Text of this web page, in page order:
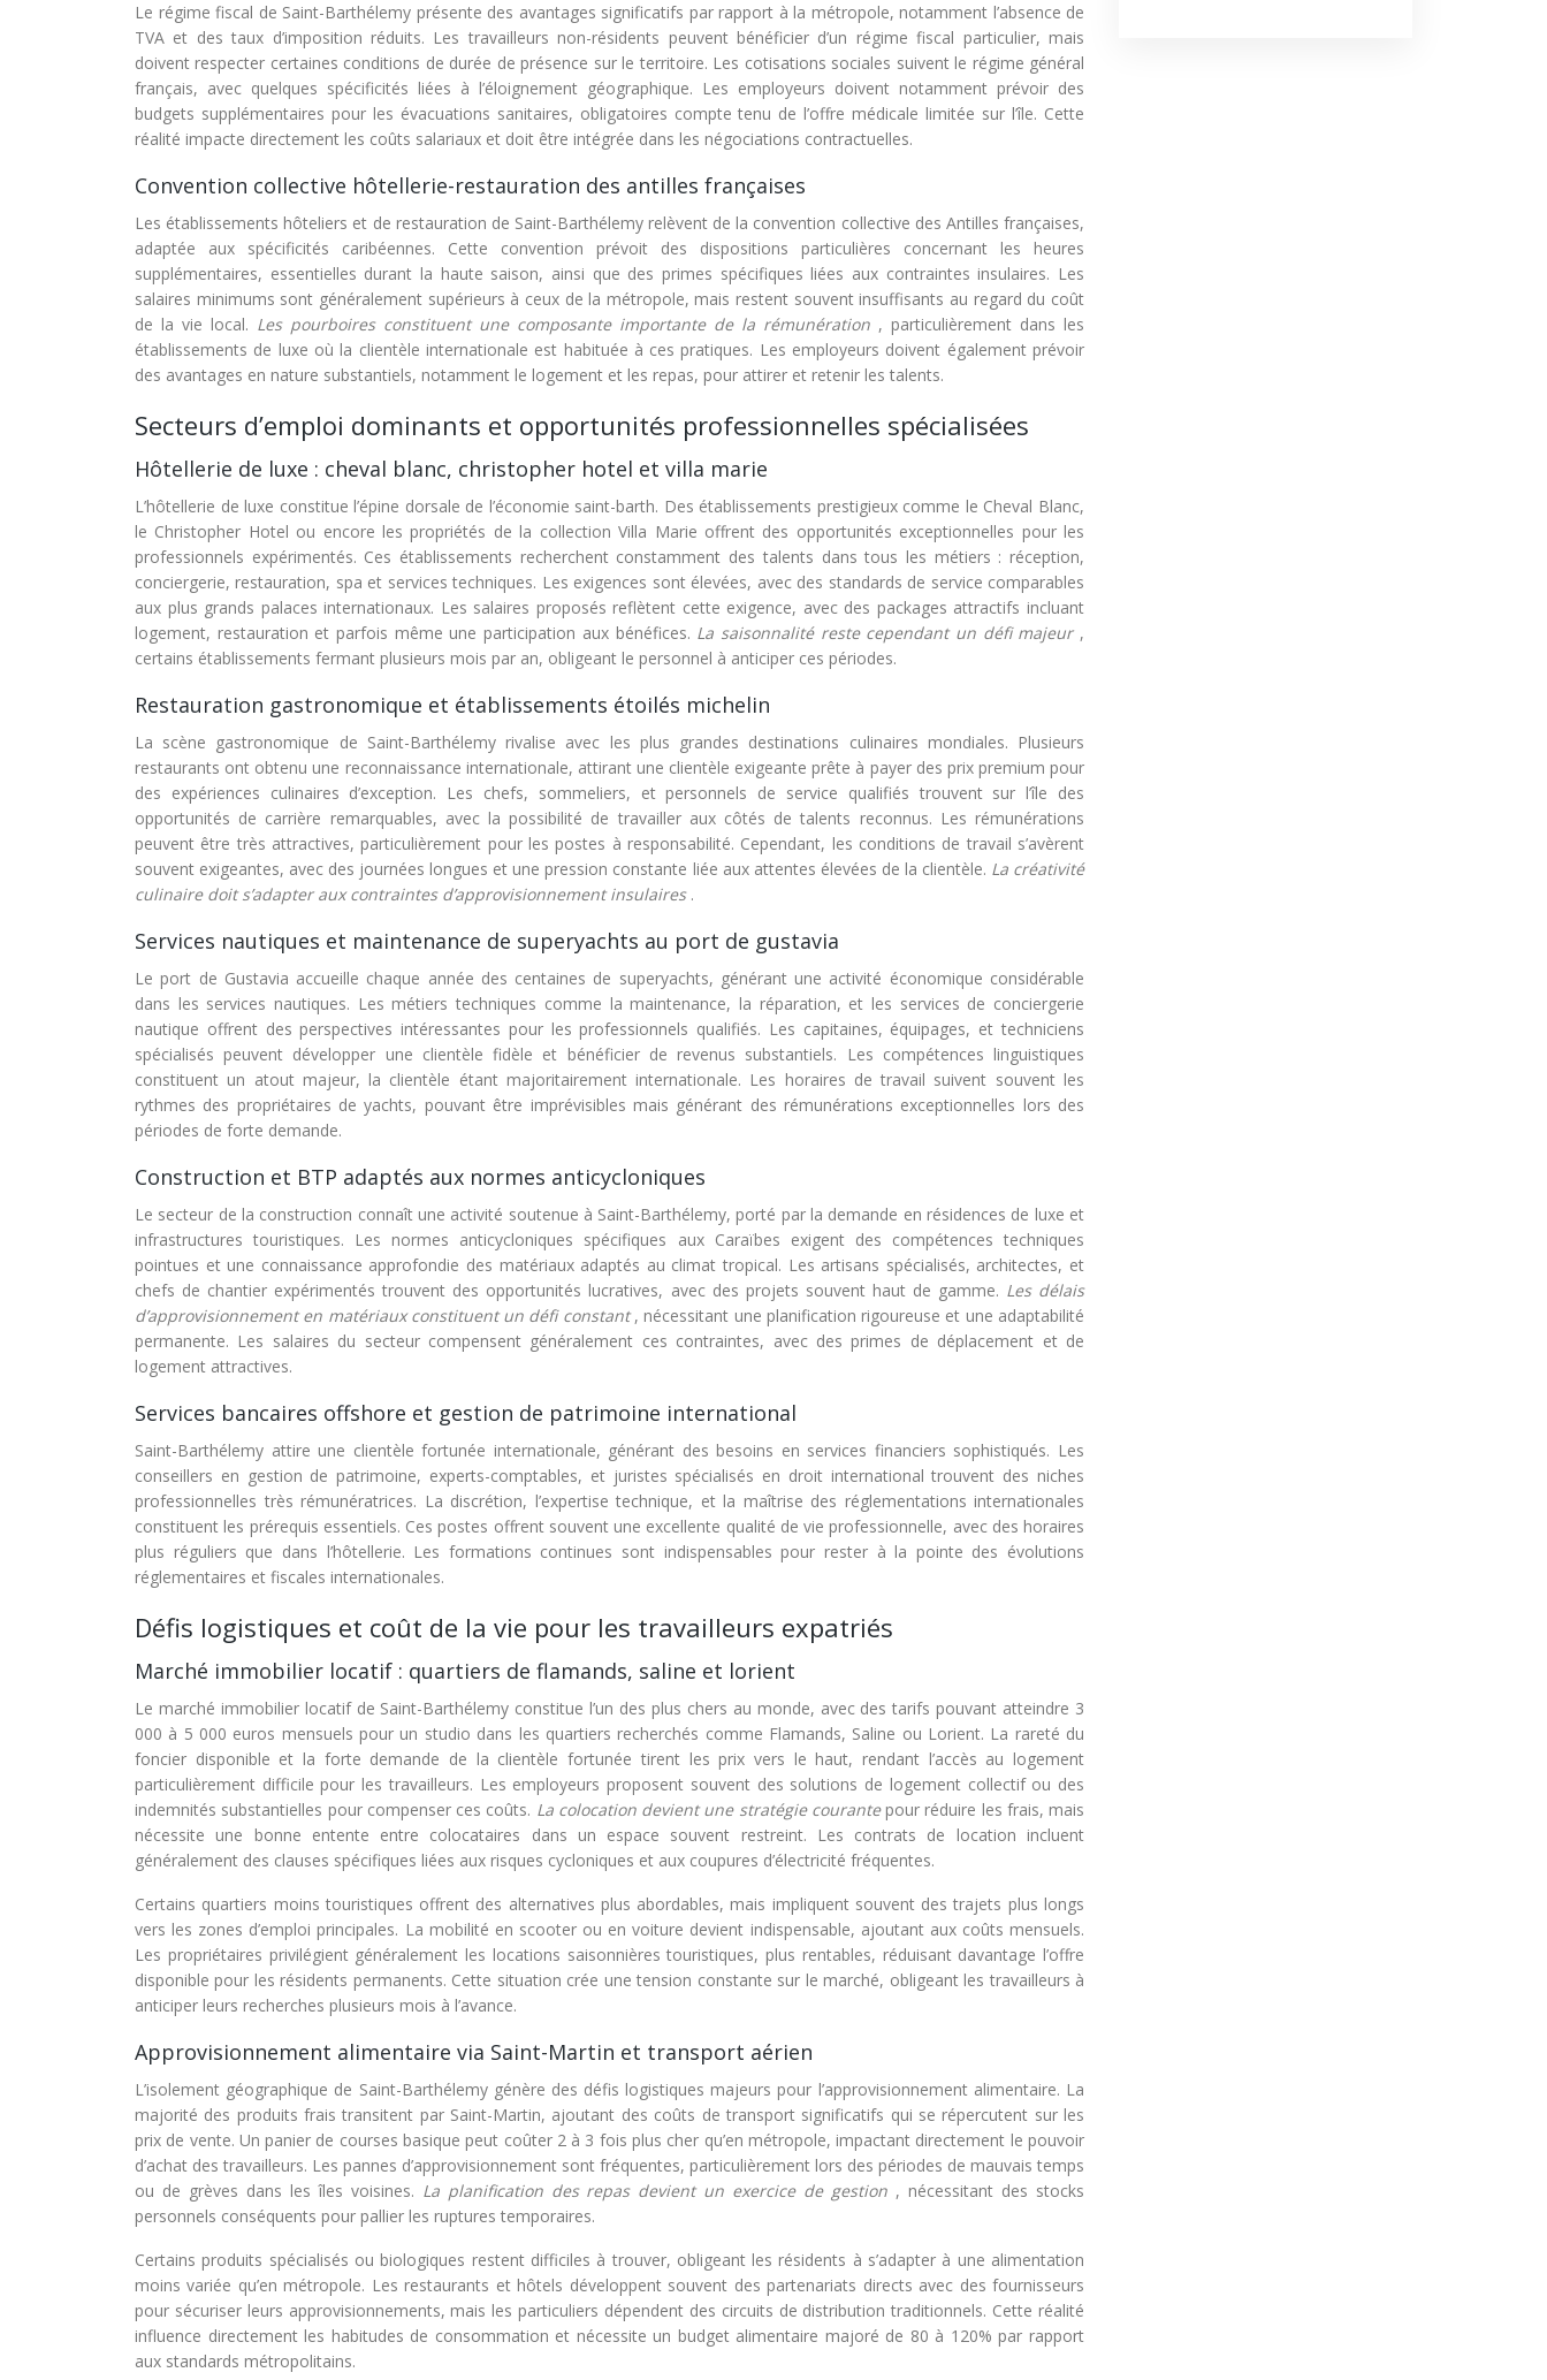
Le régime fiscal de Saint-Barthélemy présente des avantages significatifs par rapport à la métropole, notamment l’absence de
TVA et des taux d’imposition réduits. Les travailleurs non-résidents peuvent bénéficier d’un régime fiscal particulier, mais
doivent respecter certaines conditions de durée de présence sur le territoire. Les cotisations sociales suivent le régime général
français, avec quelques spécificités liées à l’éloignement géographique. Les employeurs doivent notamment prévoir des
budgets supplémentaires pour les évacuations sanitaires, obligatoires compte tenu de l’offre médicale limitée sur l’île. Cette
réalité impacte directement les coûts salariaux et doit être intégrée dans les négociations contractuelles.
Convention collective hôtellerie-restauration des antilles françaises
Les établissements hôteliers et de restauration de Saint-Barthélemy relèvent de la convention collective des Antilles françaises,
adaptée aux spécificités caribéennes. Cette convention prévoit des dispositions particulières concernant les heures
supplémentaires, essentielles durant la haute saison, ainsi que des primes spécifiques liées aux contraintes insulaires. Les
salaires minimums sont généralement supérieurs à ceux de la métropole, mais restent souvent insuffisants au regard du coût
de la vie local. Les pourboires constituent une composante importante de la rémunération , particulièrement dans les
établissements de luxe où la clientèle internationale est habituée à ces pratiques. Les employeurs doivent également prévoir
des avantages en nature substantiels, notamment le logement et les repas, pour attirer et retenir les talents.
Secteurs d’emploi dominants et opportunités professionnelles spécialisées
Hôtellerie de luxe : cheval blanc, christopher hotel et villa marie
L’hôtellerie de luxe constitue l’épine dorsale de l’économie saint-barth. Des établissements prestigieux comme le Cheval Blanc,
le Christopher Hotel ou encore les propriétés de la collection Villa Marie offrent des opportunités exceptionnelles pour les
professionnels expérimentés. Ces établissements recherchent constamment des talents dans tous les métiers : réception,
conciergerie, restauration, spa et services techniques. Les exigences sont élevées, avec des standards de service comparables
aux plus grands palaces internationaux. Les salaires proposés reflètent cette exigence, avec des packages attractifs incluant
logement, restauration et parfois même une participation aux bénéfices. La saisonnalité reste cependant un défi majeur ,
certains établissements fermant plusieurs mois par an, obligeant le personnel à anticiper ces périodes.
Restauration gastronomique et établissements étoilés michelin
La scène gastronomique de Saint-Barthélemy rivalise avec les plus grandes destinations culinaires mondiales. Plusieurs
restaurants ont obtenu une reconnaissance internationale, attirant une clientèle exigeante prête à payer des prix premium pour
des expériences culinaires d’exception. Les chefs, sommeliers, et personnels de service qualifiés trouvent sur l’île des
opportunités de carrière remarquables, avec la possibilité de travailler aux côtés de talents reconnus. Les rémunérations
peuvent être très attractives, particulièrement pour les postes à responsabilité. Cependant, les conditions de travail s’avèrent
souvent exigeantes, avec des journées longues et une pression constante liée aux attentes élevées de la clientèle. La créativité
culinaire doit s’adapter aux contraintes d’approvisionnement insulaires .
Services nautiques et maintenance de superyachts au port de gustavia
Le port de Gustavia accueille chaque année des centaines de superyachts, générant une activité économique considérable
dans les services nautiques. Les métiers techniques comme la maintenance, la réparation, et les services de conciergerie
nautique offrent des perspectives intéressantes pour les professionnels qualifiés. Les capitaines, équipages, et techniciens
spécialisés peuvent développer une clientèle fidèle et bénéficier de revenus substantiels. Les compétences linguistiques
constituent un atout majeur, la clientèle étant majoritairement internationale. Les horaires de travail suivent souvent les
rythmes des propriétaires de yachts, pouvant être imprévisibles mais générant des rémunérations exceptionnelles lors des
périodes de forte demande.
Construction et BTP adaptés aux normes anticycloniques
Le secteur de la construction connaît une activité soutenue à Saint-Barthélemy, porté par la demande en résidences de luxe et
infrastructures touristiques. Les normes anticycloniques spécifiques aux Caraïbes exigent des compétences techniques
pointues et une connaissance approfondie des matériaux adaptés au climat tropical. Les artisans spécialisés, architectes, et
chefs de chantier expérimentés trouvent des opportunités lucratives, avec des projets souvent haut de gamme. Les délais
d’approvisionnement en matériaux constituent un défi constant, nécessitant une planification rigoureuse et une adaptabilité
permanente. Les salaires du secteur compensent généralement ces contraintes, avec des primes de déplacement et de
logement attractives.
Services bancaires offshore et gestion de patrimoine international
Saint-Barthélemy attire une clientèle fortunée internationale, générant des besoins en services financiers sophistiqués. Les
conseillers en gestion de patrimoine, experts-comptables, et juristes spécialisés en droit international trouvent des niches
professionnelles très rémunératrices. La discrétion, l’expertise technique, et la maîtrise des réglementations internationales
constituent les prérequis essentiels. Ces postes offrent souvent une excellente qualité de vie professionnelle, avec des horaires
plus réguliers que dans l’hôtellerie. Les formations continues sont indispensables pour rester à la pointe des évolutions
réglementaires et fiscales internationales.
Défis logistiques et coût de la vie pour les travailleurs expatriés
Marché immobilier locatif : quartiers de flamands, saline et lorient
Le marché immobilier locatif de Saint-Barthélemy constitue l’un des plus chers au monde, avec des tarifs pouvant atteindre 3
000 à 5 000 euros mensuels pour un studio dans les quartiers recherchés comme Flamands, Saline ou Lorient. La rareté du
foncier disponible et la forte demande de la clientèle fortunée tirent les prix vers le haut, rendant l’accès au logement
particulièrement difficile pour les travailleurs. Les employeurs proposent souvent des solutions de logement collectif ou des
indemnités substantielles pour compenser ces coûts. La colocation devient une stratégie courantepour réduire les frais, mais
nécessite une bonne entente entre colocataires dans un espace souvent restreint. Les contrats de location incluent
généralement des clauses spécifiques liées aux risques cycloniques et aux coupures d’électricité fréquentes.
Certains quartiers moins touristiques offrent des alternatives plus abordables, mais impliquent souvent des trajets plus longs
vers les zones d’emploi principales. La mobilité en scooter ou en voiture devient indispensable, ajoutant aux coûts mensuels.
Les propriétaires privilégient généralement les locations saisonnières touristiques, plus rentables, réduisant davantage l’offre
disponible pour les résidents permanents. Cette situation crée une tension constante sur le marché, obligeant les travailleurs à
anticiper leurs recherches plusieurs mois à l’avance.
Approvisionnement alimentaire via Saint-Martin et transport aérien
L’isolement géographique de Saint-Barthélemy génère des défis logistiques majeurs pour l’approvisionnement alimentaire. La
majorité des produits frais transitent par Saint-Martin, ajoutant des coûts de transport significatifs qui se répercutent sur les
prix de vente. Un panier de courses basique peut coûter 2 à 3 fois plus cher qu’en métropole, impactant directement le pouvoir
d’achat des travailleurs. Les pannes d’approvisionnement sont fréquentes, particulièrement lors des périodes de mauvais temps
ou de grèves dans les îles voisines. La planification des repas devient un exercice de gestion , nécessitant des stocks
personnels conséquents pour pallier les ruptures temporaires.
Certains produits spécialisés ou biologiques restent difficiles à trouver, obligeant les résidents à s’adapter à une alimentation
moins variée qu’en métropole. Les restaurants et hôtels développent souvent des partenariats directs avec des fournisseurs
pour sécuriser leurs approvisionnements, mais les particuliers dépendent des circuits de distribution traditionnels. Cette réalité
influence directement les habitudes de consommation et nécessite un budget alimentaire majoré de 80 à 120% par rapport
aux standards métropolitains.